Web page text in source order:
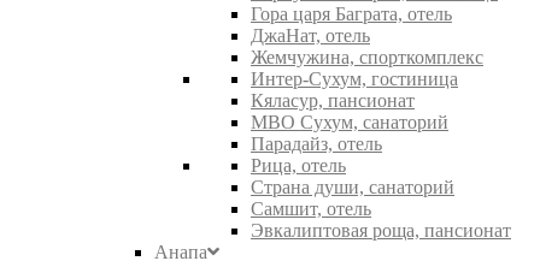
Гора царя Баграта, отель
ДжаНат, отель
Жемчужина, спорткомплекс
Интер-Сухум, гостиница
Кяласур, пансионат
МВО Сухум, санаторий
Парадайз, отель
Рица, отель
Страна души, санаторий
Самшит, отель
Эвкалиптовая роща, пансионат
Анапа